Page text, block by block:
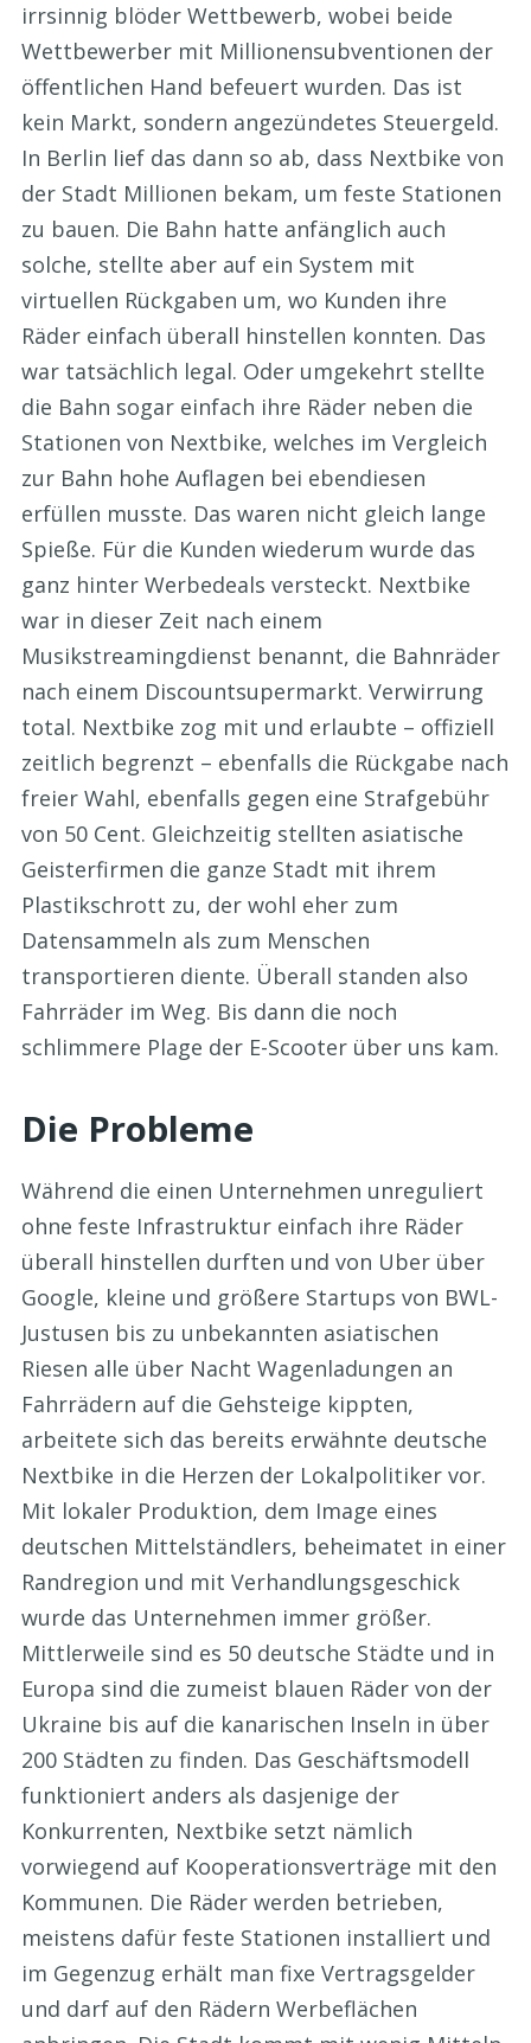
irrsinnig blöder Wettbewerb, wobei beide
Wettbewerber mit Millionensubventionen der
öffentlichen Hand befeuert wurden. Das ist
kein Markt, sondern angezündetes Steuergeld.
In Berlin lief das dann so ab, dass Nextbike von
der Stadt Millionen bekam, um feste Stationen
zu bauen. Die Bahn hatte anfänglich auch
solche, stellte aber auf ein System mit
virtuellen Rückgaben um, wo Kunden ihre
Räder einfach überall hinstellen konnten. Das
war tatsächlich legal. Oder umgekehrt stellte
die Bahn sogar einfach ihre Räder neben die
Stationen von Nextbike, welches im Vergleich
zur Bahn hohe Auflagen bei ebendiesen
erfüllen musste. Das waren nicht gleich lange
Spieße. Für die Kunden wiederum wurde das
ganz hinter Werbedeals versteckt. Nextbike
war in dieser Zeit nach einem
Musikstreamingdienst benannt, die Bahnräder
nach einem Discountsupermarkt. Verwirrung
total. Nextbike zog mit und erlaubte – offiziell
zeitlich begrenzt – ebenfalls die Rückgabe nach
freier Wahl, ebenfalls gegen eine Strafgebühr
von 50 Cent. Gleichzeitig stellten asiatische
Geisterfirmen die ganze Stadt mit ihrem
Plastikschrott zu, der wohl eher zum
Datensammeln als zum Menschen
transportieren diente. Überall standen also
Fahrräder im Weg. Bis dann die noch
schlimmere Plage der E-Scooter über uns kam.
Die Probleme
Während die einen Unternehmen unreguliert
ohne feste Infrastruktur einfach ihre Räder
überall hinstellen durften und von Uber über
Google, kleine und größere Startups von BWL-
Justusen bis zu unbekannten asiatischen
Riesen alle über Nacht Wagenladungen an
Fahrrädern auf die Gehsteige kippten,
arbeitete sich das bereits erwähnte deutsche
Nextbike in die Herzen der Lokalpolitiker vor.
Mit lokaler Produktion, dem Image eines
deutschen Mittelständlers, beheimatet in einer
Randregion und mit Verhandlungsgeschick
wurde das Unternehmen immer größer.
Mittlerweile sind es 50 deutsche Städte und in
Europa sind die zumeist blauen Räder von der
Ukraine bis auf die kanarischen Inseln in über
200 Städten zu finden. Das Geschäftsmodell
funktioniert anders als dasjenige der
Konkurrenten, Nextbike setzt nämlich
vorwiegend auf Kooperationsverträge mit den
Kommunen. Die Räder werden betrieben,
meistens dafür feste Stationen installiert und
im Gegenzug erhält man fixe Vertragsgelder
und darf auf den Rädern Werbeflächen